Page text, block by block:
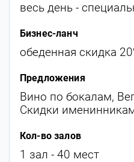
весь день -
Бизнес-ланч
обеденная скидка
Предложения
Вино по бокалам,
Скидки
Кол-во залов
1 зал - 40 мест